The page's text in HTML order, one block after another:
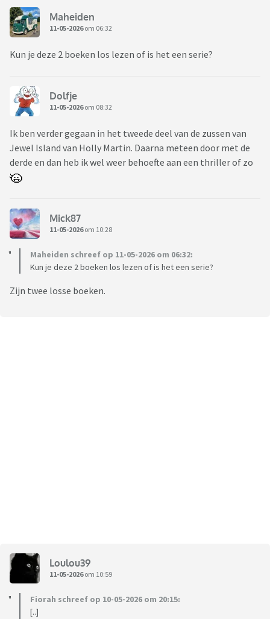
Maheiden
11-05-2026om 06:32
Kun je deze 2 boeken los lezen of is het een serie?
Dolfje
11-05-2026om 08:32
Ik ben verder gegaan in het tweede deel van de zussen van
Jewel Island van Holly Martin. Daarna meteen door met de
derde en dan heb ik wel weer behoefte aan een thriller of zo
Mick87
11-05-2026om 10:28
Maheiden schreef op 11-05-2026 om 06:32:
Kun je deze 2 boeken los lezen of is het een serie?
Zijn twee losse boeken.
Loulou39
11-05-2026om 10:59
Fiorah schreef op 10-05-2026 om 20:15:
[..]